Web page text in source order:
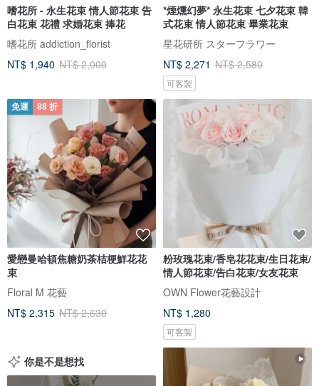
嗜花所 - 永生花束 情人節花束 告
白花束 花禮 求婚花束 捧花
嗜花所 addiction_florist
NT$ 1,940 NT$ 2,000
*煙燻幻夢* 永生花束 七夕花束 韓
式花束 情人節花束 畢業花束
星花研所 スターフラワー
NT$ 2,271 NT$ 2,580
可客製
免運 88 折
愛戀曼哈頓焦糖奶茶桔梗鮮花花
束
Floral M 花藝
NT$ 2,315 NT$ 2,630
粉玫瑰花束/香皂花花束/生日花束/
情人節花束/告白花束/女友花束
OWN Flower花藝設計
NT$ 1,280
可客製
你是不是想找